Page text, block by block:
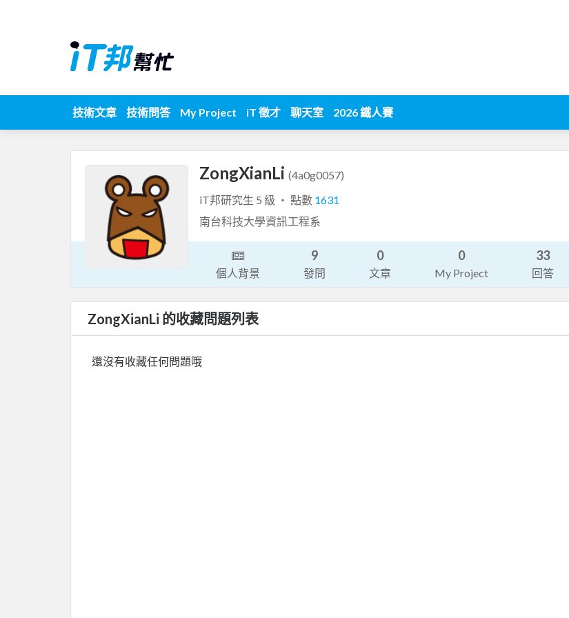
技術文章 技術問答 My Project iT 徵才 聊天室 2026 鐵人賽
ZongXianLi (4a0g0057)
iT邦研究生 5 級 ‧ 點數 1631
南台科技大學資訊工程系
個人背景
9
發問
0
文章
0
My Project
33
回答
ZongXianLi 的收藏問題列表
還沒有收藏任何問題哦